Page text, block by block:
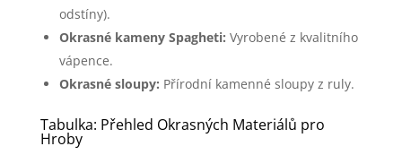
odstíny).
Okrasné kameny Spagheti: Vyrobené z kvalitního
vápence.
Okrasné sloupy: Přírodní kamenné sloupy z ruly.
Tabulka: Přehled Okrasných Materiálů pro
Hroby